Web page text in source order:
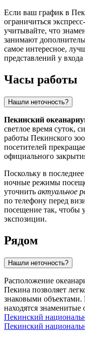
Если ваш график в
ограничиться
учитывайте, что
занимают
самое интересное,
представлений у
Часы работы
Нашли неточность?
Пекинский
светлое время суток,
работы Пекинского
посетителей
официального
Поскольку в
ночные режимы
уточнить актуальное
по телефону перед
посещение так, чтобы
экспозиции.
Рядом
Нашли неточность?
Расположение
Пекина позволяет
знаковыми объектами.
находятся
Пекинский
Пекинский